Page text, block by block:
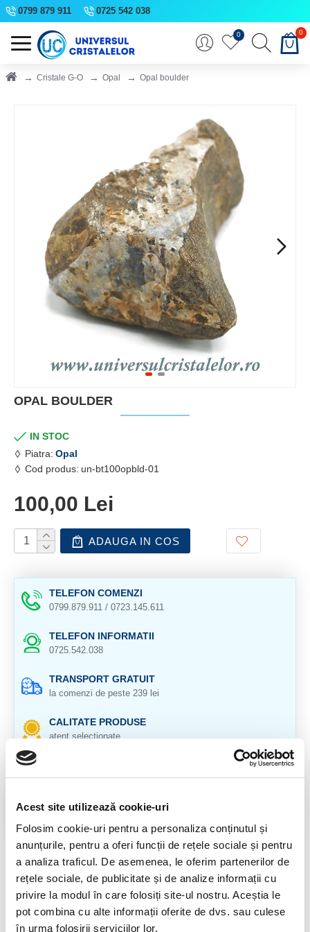
Acest site utilizează cookie-uri
Folosim cookie-uri pentru a personaliza conținutul și
anunțurile, pentru a oferi funcții de rețele sociale și pentru
a analiza traficul. De asemenea, le oferim partenerilor de
rețele sociale, de publicitate și de analize informații cu
privire la modul în care folosiți site-ul nostru. Aceștia le
pot combina cu alte informații oferite de dvs. sau culese
în urma folosirii serviciilor lor.
0799 879 911 0725 542 038
0 0
Cristale G-O Opal Opal boulder
OPAL BOULDER
IN STOC
Piatra: Opal
Cod produs: un-bt100opbld-01
100,00 Lei
ADAUGA IN COS
TELEFON COMENZI
0799.879.911 / 0723.145.611
TELEFON INFORMATII
0725.542.038
TRANSPORT GRATUIT
la comenzi de peste 239 lei
CALITATE PRODUSE
atent selectionate
in 14 zile si banii inapoi
GARANTIE PRODUSE
pentru toate produsele
DESCRIERE PRODUS
CRISTAL NATURAL 100%
CRISTAL UNICAT. VETI PRIMI EXACT
PRODUSUL DIN IMAGINE.